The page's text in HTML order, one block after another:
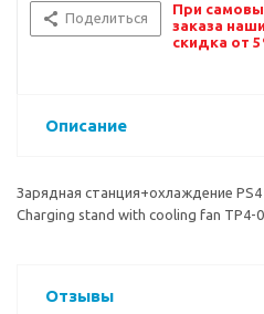
Поделиться
При
заказа
скидка от
Описание
Зарядная станция+охлаждение
Charging stand with cooling fan TP4-
Отзывы